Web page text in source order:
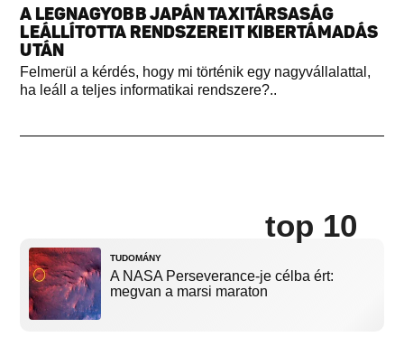
A LEGNAGYOBB JAPÁN TAXITÁRSASÁG
LEÁLLÍTOTTA RENDSZEREIT KIBERTÁMADÁS
UTÁN
Felmerül a kérdés, hogy mi történik egy nagyvállalattal,
ha leáll a teljes informatikai rendszere?..
top 10
TUDOMÁNY
A NASA Perseverance-je célba ért:
megvan a marsi maraton